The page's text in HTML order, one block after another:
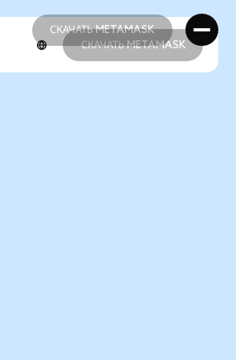
СКАЧАТЬ METAMASK
СКАЧАТЬ METAMASK
СКАЧАТЬ METAMASK